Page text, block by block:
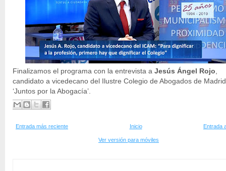
Finalizamos el programa con la entrevista a Jesús Ángel Rojo,
candidato a vicedecano del Ilustre Colegio de Abogados de
‘Juntos por la Abogacía’.
Entrada más reciente Entrada
Inicio
Ver versión para móviles